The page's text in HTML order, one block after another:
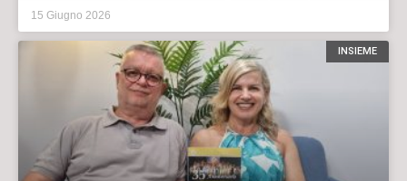
15 Giugno 2026
INSIEME